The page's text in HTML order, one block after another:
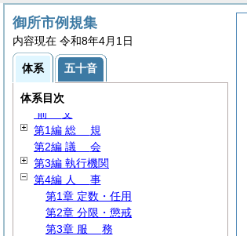
御所市例規集
内容現在 令和8年4月1日
体系 五十音
体系目次
前
文
第1編 総 規
第2編 議 会
第3編 執行機関
第4編 人 事
第1章 定数・任用
第2章 分限・懲戒
第3章 服 務